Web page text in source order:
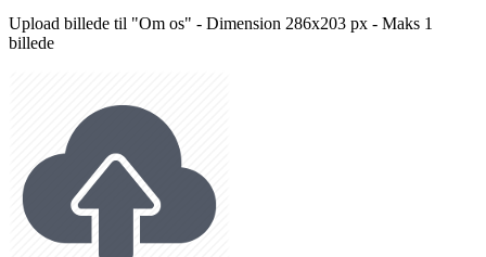
Upload billede til "Om os" - Dimension 286x203 px - Maks 1
billede